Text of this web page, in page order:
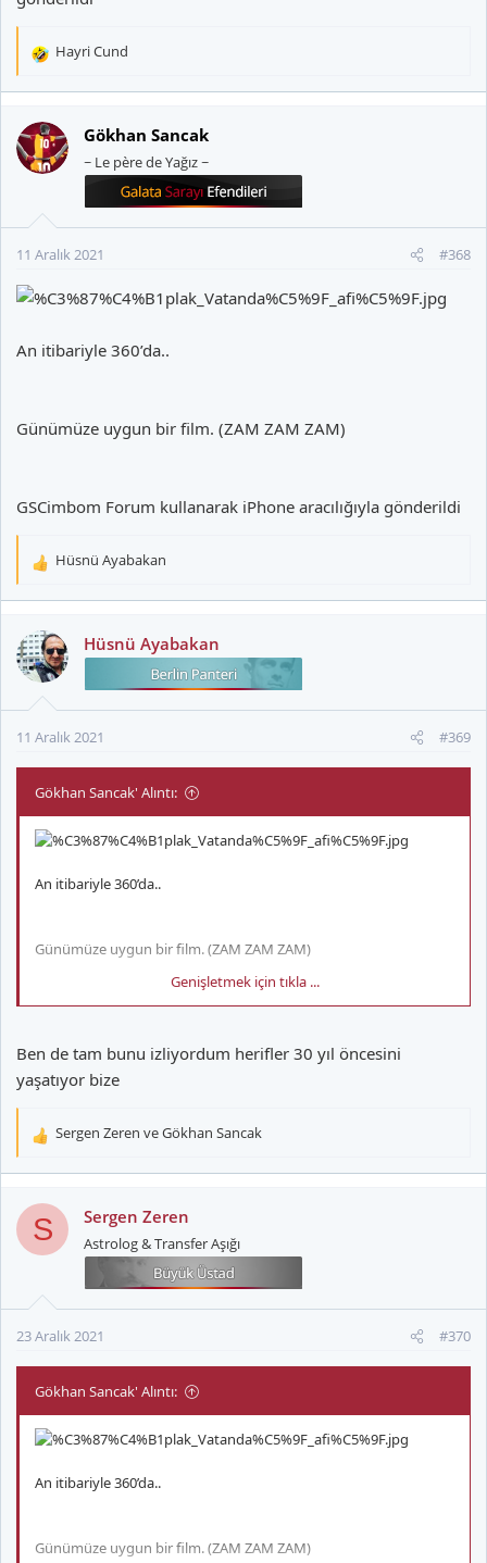
T
k
l
Hayri Cund
Gökhan Sancak
~ Le père de Yağız ~
11 Aralık 2021 #368
An itibariyle 360’da..
Günümüze uygun bir film. (ZAM ZAM ZAM)
GSCimbom Forum kullanarak iPhone aracılığıyla gönderildi
T
k
i
l
Hüsnü Ayabakan
Hüsnü Ayabakan
11 Aralık 2021 #369
Gökhan Sancak' Alıntı:
An itibariyle 360’da..
Günümüze uygun bir film. (ZAM ZAM ZAM)
Genişletmek için tıkla ...
Ben de tam bunu izliyordum herifler 30 yıl öncesini
yaşatıyor bize
T
k
l
Sergen Zeren veGökhan Sancak
S Sergen Zeren
Astrolog & Transfer Aşığı
23 Aralık 2021 #370
Gökhan Sancak' Alıntı:
An itibariyle 360’da..
Günümüze uygun bir film. (ZAM ZAM ZAM)